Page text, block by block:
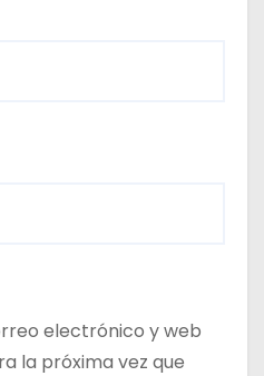
electrónico y web
la próxima vez que